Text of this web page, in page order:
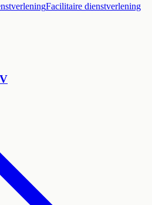
Facilitaire dienstverlening